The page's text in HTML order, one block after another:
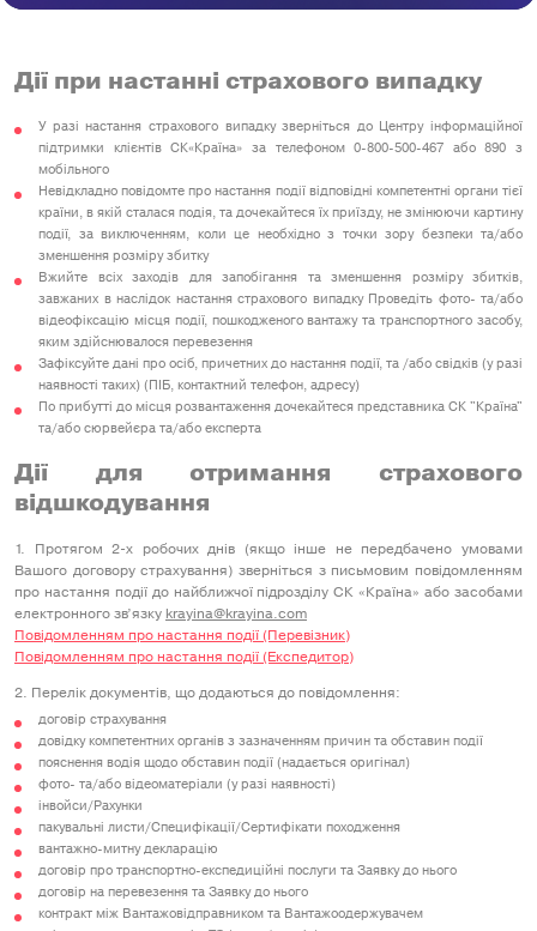
Дії при настанні страхового випадку
У разі настання страхового випадку зверніться до Центру інформаційної
підтримки клієнтів СК«Країна» за телефоном 0-800-500-467 або 890 з
мобільного
Невідкладно повідомте про настання події відповідні компетентні органи тієї
країни, в якій сталася подія, та дочекайтеся їх приїзду, не змінюючи картину
події, за виключенням, коли це необхідно з точки зору безпеки та/або
зменшення розміру збитку
Вжийте всіх заходів для запобігання та зменшення розміру збитків,
завжаних в наслідок настання страхового випадку Проведіть фото- та/або
відеофіксацію місця події, пошкодженого вантажу та транспортного засобу,
яким здійснювалося перевезення
Зафіксуйте дані про осіб, причетних до настання події, та /або свідків (у разі
наявності таких) (ПІБ, контактний телефон, адресу)
По прибутті до місця розвантаження дочекайтеся представника СК "Країна"
та/або сюрвейєра та/або експерта
Дії для отримання страхового
відшкодування
1. Протягом 2-х робочих днів (якщо інше не передбачено умовами
Вашого договору страхування) зверніться з письмовим повідомленням
про настання події до найближчої підрозділу СК «Країна» або засобами
електронного зв’язку krayina@krayina.com
Повідомленням про настання події (Перевізник)
Повідомленням про настання події (Експедитор)
2. Перелік документів, що додаються до повідомлення:
договір страхування
довідку компетентних органів з зазначенням причин та обставин події
пояснення водія щодо обставин події (надається оригінал)
фото- та/або відеоматеріали (у разі наявності)
інвойси/Рахунки
пакувальні листи/Специфікації/Сертифікати походження
вантажно-митну декларацію
договір про транспортно-експедиційні послуги та Заявку до нього
договір на перевезення та Заявку до нього
контракт між Вантажовідправником та Вантажоодержувачем